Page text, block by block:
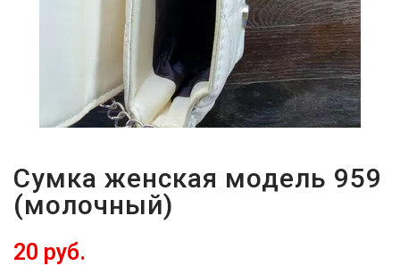
Сумка женская модель 959
(молочный)
20 руб.